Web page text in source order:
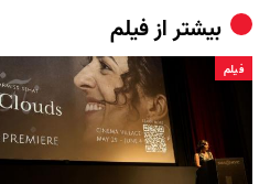
بیشتر ازفیلم
فیلم